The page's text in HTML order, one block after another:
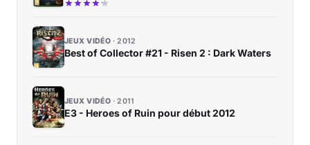
JEUX VIDÉO 2012
Best of Collector #21 - Risen 2 : Dark Waters
JEUX VIDÉO 2011
E3 - Heroes of Ruin pour début 2012